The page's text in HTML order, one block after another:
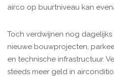
airco op buurtniveau kan
Toch verdwijnen nog
nieuwe bouwprojecten,
en technische infrastructuur.
steeds meer geld in